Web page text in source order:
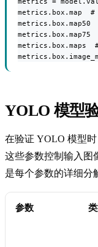
metrics.box.map  #
metrics.box.map50
metrics.box.map75
metrics.box.maps
YOLO 模型
在验证 YOLO 模型
这些参数控制输入图
是每个参数的详细分
参数